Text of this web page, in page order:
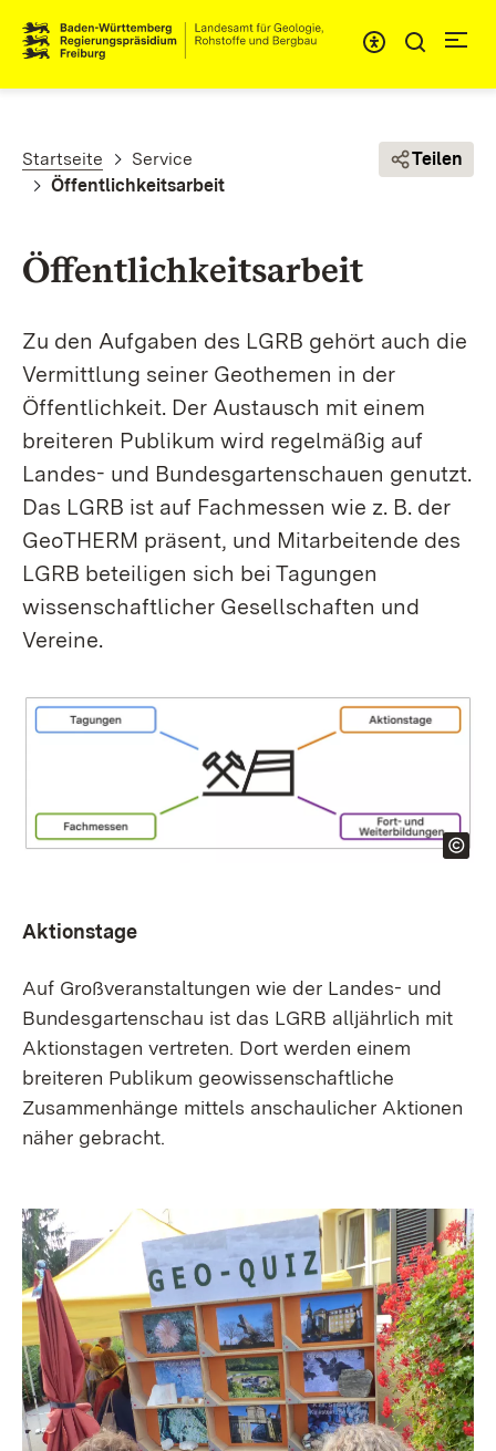
Pfadnavigation
Startseite
Service
Öffentlichkeitsarbeit
Teilen
Öffentlichkeitsarbeit
Zu den Aufgaben des LGRB gehört auch die
Vermittlung seiner Geothemen in der
Öffentlichkeit. Der Austausch mit einem
breiteren Publikum wird regelmäßig auf
Landes- und Bundesgartenschauen genutzt.
Das LGRB ist auf Fachmessen wie z. B. der
GeoTHERM präsent, und Mitarbeitende des
LGRB beteiligen sich bei Tagungen
wissenschaftlicher Gesellschaften und
Vereine.
Aktionstage
Auf Großveranstaltungen wie der Landes- und
Bundes­gartenschau ist das LGRB alljährlich mit
Aktions­tagen vertreten. Dort werden einem
breiteren Publikum geo­wissen­schaftliche
Zusammen­hänge mittels anschaulicher Aktionen
näher gebracht.